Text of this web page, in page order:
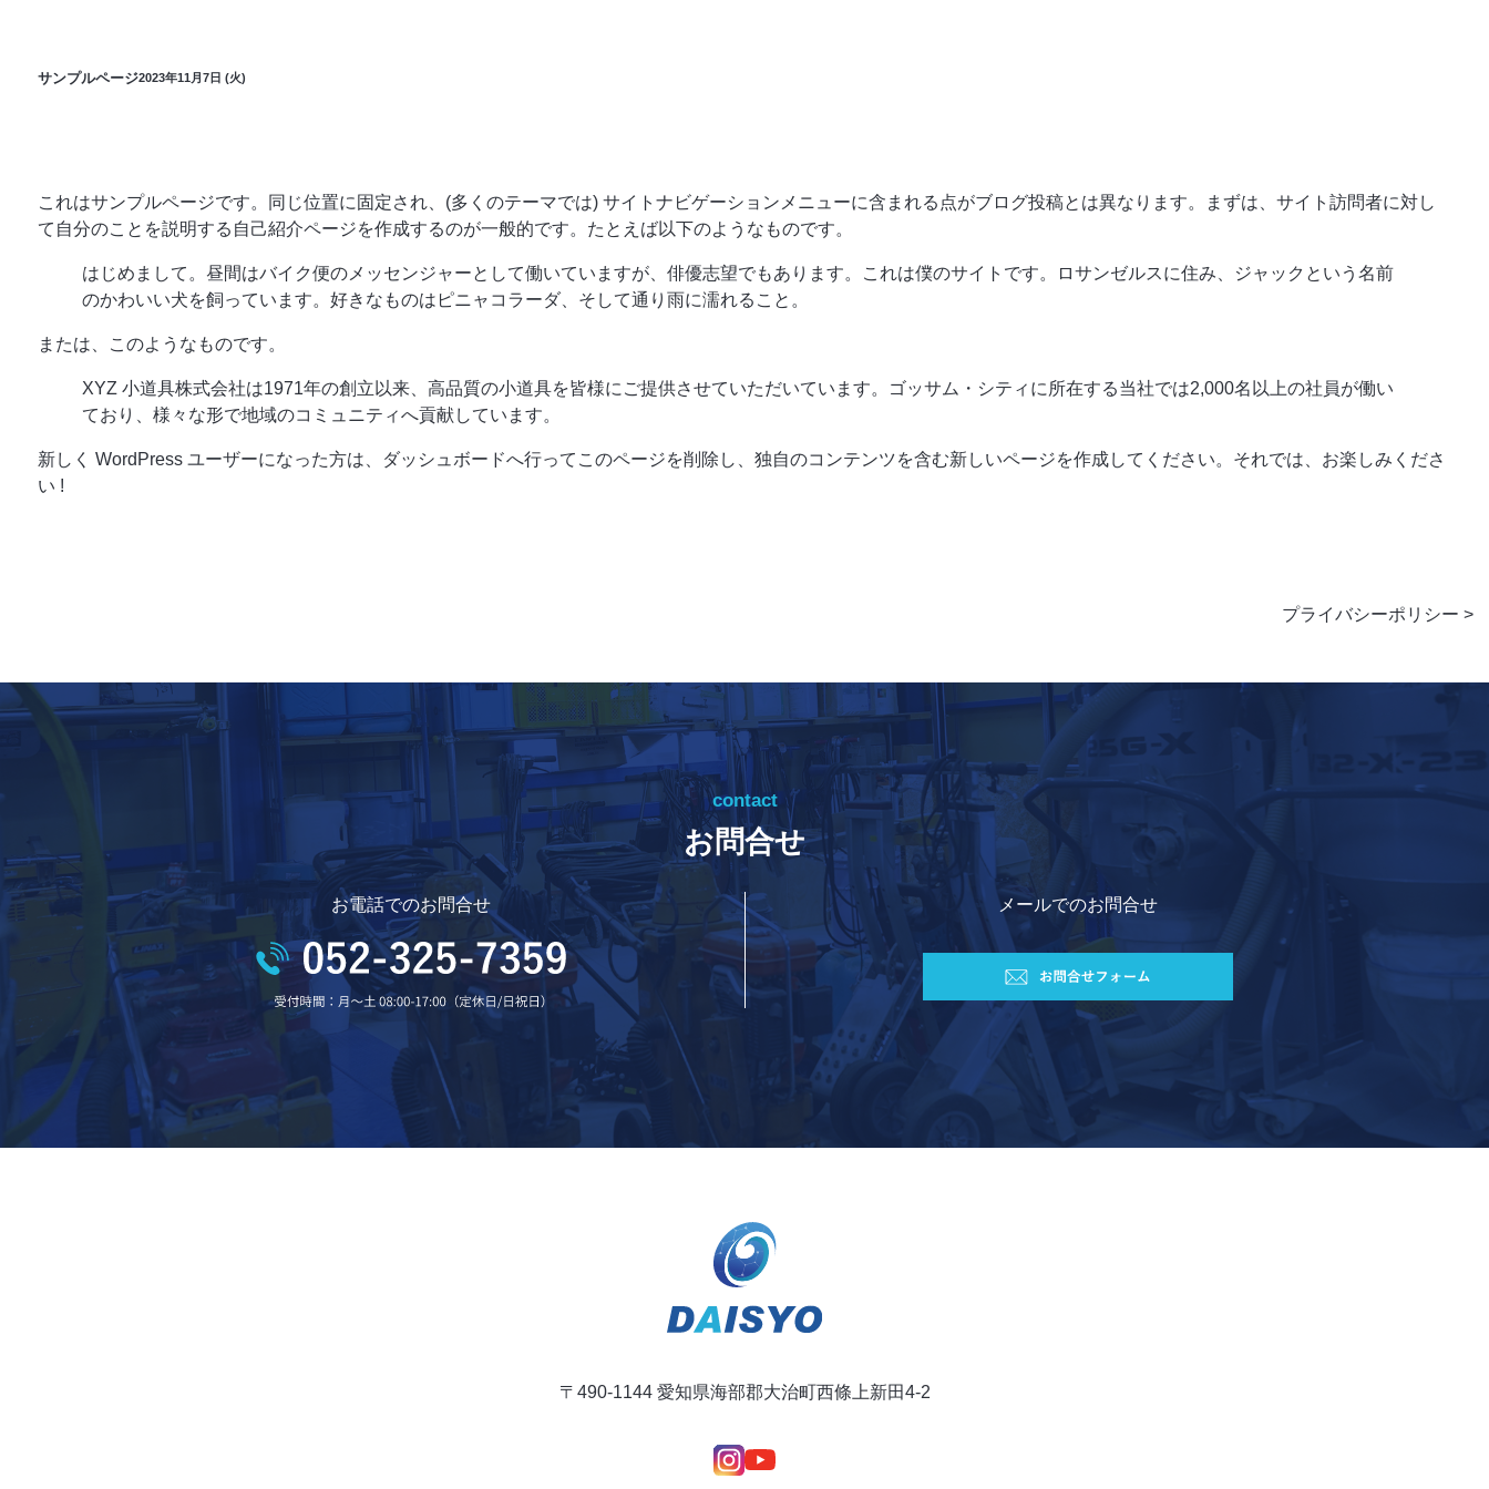
サンプルページ2023年11月7日 (火)
これはサンプルページです。同じ位置に固定され、(多くのテーマでは) サイトナビゲーションメニューに含まれる点がブログ投稿とは異なります。まずは、サイト訪問者に対し
て自分のことを説明する自己紹介ページを作成するのが一般的です。たとえば以下のようなものです。
はじめまして。昼間はバイク便のメッセンジャーとして働いていますが、俳優志望でもあります。これは僕のサイトです。ロサンゼルスに住み、ジャックという名前
のかわいい犬を飼っています。好きなものはピニャコラーダ、そして通り雨に濡れること。
または、このようなものです。
XYZ 小道具株式会社は1971年の創立以来、高品質の小道具を皆様にご提供させていただいています。ゴッサム・シティに所在する当社では2,000名以上の社員が働い
ており、様々な形で地域のコミュニティへ貢献しています。
新しく WordPress ユーザーになった方は、 ダッシュボードへ行ってこのページを削除し、独自のコンテンツを含む新しいページを作成してください。それでは、お楽しみくださ
い !
プライバシーポリシー
contact
お問合せ
お電話でのお問合せ メールでのお問合せ
〒490-1144 愛知県海部郡大治町西條上新田4-2